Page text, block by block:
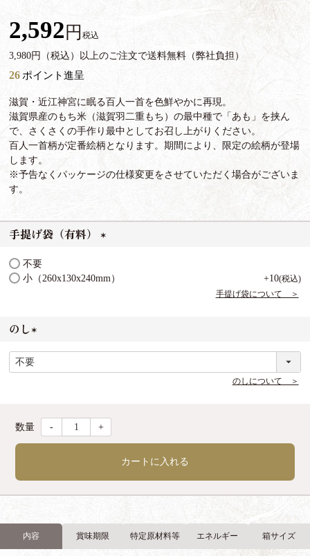
2,592 税込
3,980円（税込）以上のご注文で送料無料（弊社負担）
26 ポイント進呈
滋賀・近江神宮に眠る百人一首を色鮮やかに再現。
滋賀県産のもち米（滋賀羽二重もち）の最中種で「あも」を挟ん
で、さくさくの手作り最中としてお召し上がりください。
百人一首柄が定番絵柄となります。期間により、限定の絵柄が登場
します。
※予告なくパッケージの仕様変更をさせていただく場合がございま
す。
手提げ袋（有料）
不要
小（260x130x240mm）
+10 税込
手提げ袋について ＞
のし
(
必
のしについて ＞
- +
カートに入れる
内容 賞味期限 特定原材料等 エネルギー 箱サイズ